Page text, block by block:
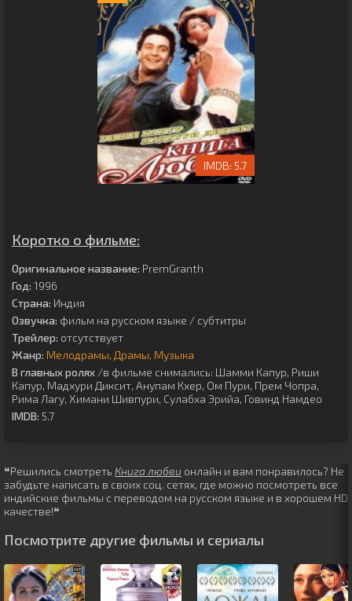
5.7
Коротко о фильме:
Оригинальное название: PremGranth
Год: 1996
Страна: Индия
Озвучка: фильм на русском языке / субтитры
Трейлер: отсутствует
Жанр: Мелодрамы Драмы Музыка
В главных ролях /в фильме снимались: Шамми Капур, Риши
Капур, Мадхури Диксит, Анупам Кхер, Ом Пури, Прем Чопра,
Рима Лагу, Химани Шивпури, Сулабха Эрийа, Говинд Намдео
IMDB: 5.7
❝Решились смотреть Книга любви онлайн и вам понравилось? Не
забудьте написать в своих соц. сетях, где можно посмотреть все
индийские фильмы с переводом на русском языке и в хорошем HD
качестве!❝
Посмотрите другие фильмы и сериалы